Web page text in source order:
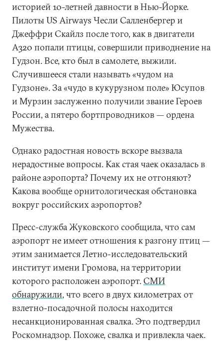
историей 10-летней давности в Нью-Йорке.
Пилоты US Airways Чесли Салленбергер и
Джеффри Скайлз после того, как в двигатели
А320 попали птицы, совершили приводнение на
Гудзон. Все, кто был в самолете, выжили.
Случившееся стали называть «чудом на
Гудзоне». За «чудо в кукурузном поле» Юсупов
и Мурзин заслуженно получили звание Героев
России, а пятеро бортпроводников — ордена
Мужества.
Однако радостная новость вскоре вызвала
нерадостные вопросы. Как стая чаек оказалась в
районе аэропорта? Почему их не отгоняют?
Какова вообще орнитологическая обстановка
вокруг российских аэропортов?
Пресс-служба Жуковского сообщила, что сам
аэропорт не имеет отношения к разгону птиц —
этим занимается Летно-исследовательский
институт имени Громова, на территории
которого расположен аэропорт.СМИ
обнаружили, что всего в двух километрах от
взлетно-посадочной полосы находится
несанкционированная свалка. Это подтвердил
Роскомнадзор. Похоже, свалка и привлекла чаек.